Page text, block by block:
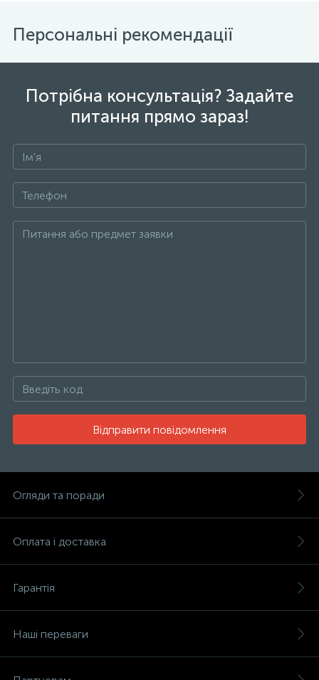
Персональні рекомендації
Потрібна консультація? Задайте
питання прямо зараз!
Відправити повідомлення
Огляди та поради
Оплата і доставка
Гарантія
Наші переваги